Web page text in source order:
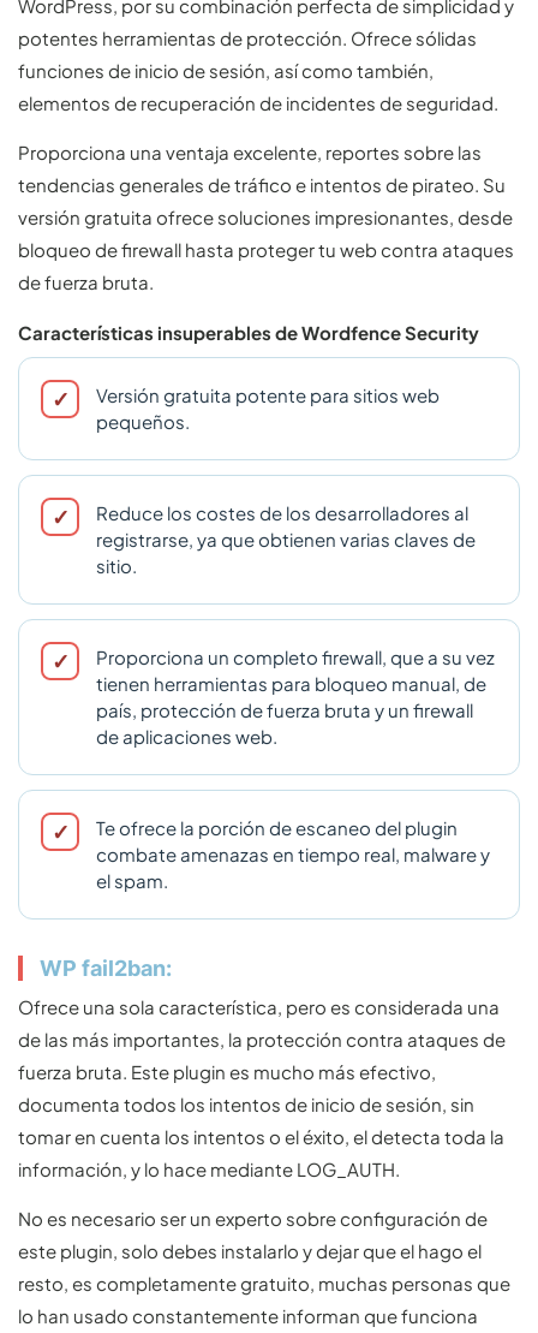
WordPress, por su combinación perfecta de simplicidad y
potentes herramientas de protección. Ofrece sólidas
funciones de inicio de sesión, así como también,
elementos de recuperación de incidentes de seguridad.
Proporciona una ventaja excelente, reportes sobre las
tendencias generales de tráfico e intentos de pirateo. Su
versión gratuita ofrece soluciones impresionantes, desde
bloqueo de firewall hasta proteger tu web contra ataques
de fuerza bruta.
Características insuperables de Wordfence Security
Versión gratuita potente para sitios web
pequeños.
Reduce los costes de los desarrolladores al
registrarse, ya que obtienen varias claves de
sitio.
Proporciona un completo firewall, que a su vez
tienen herramientas para bloqueo manual, de
país, protección de fuerza bruta y un firewall
de aplicaciones web.
Te ofrece la porción de escaneo del plugin
combate amenazas en tiempo real, malware y
el spam.
WP fail2ban:
Ofrece una sola característica, pero es considerada una
de las más importantes, la protección contra ataques de
fuerza bruta. Este plugin es mucho más efectivo,
documenta todos los intentos de inicio de sesión, sin
tomar en cuenta los intentos o el éxito, el detecta toda la
información, y lo hace mediante LOG_AUTH.
No es necesario ser un experto sobre configuración de
este plugin, solo debes instalarlo y dejar que el hago el
resto, es completamente gratuito, muchas personas que
lo han usado constantemente informan que funciona